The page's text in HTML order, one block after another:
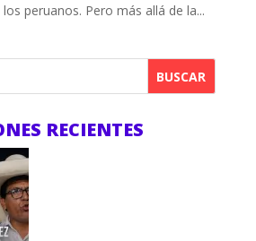
peruanos. Pero más allá de la...
BUSCAR
RECIENTES